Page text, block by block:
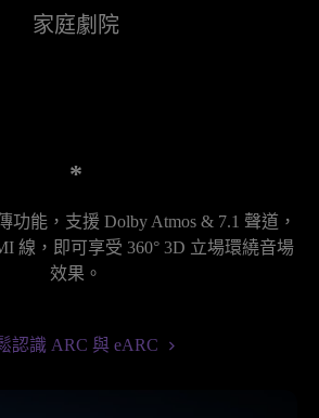
家庭劇院
*
功能，支援 Dolby Atmos & 7.1 聲道，
線，即可享受 360° 3D 立場環繞音場
效果。
認識 ARC 與 eARC